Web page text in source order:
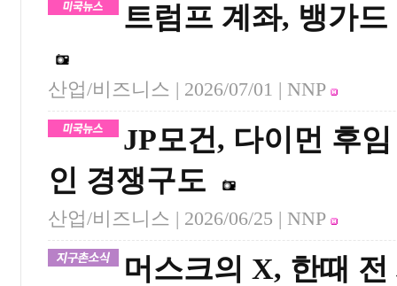
트럼프 계좌, 뱅가
산업/비즈니스 | 2026/07/01 | NNP
JP모건, 다이먼 후
인 경쟁구도
산업/비즈니스 | 2026/06/25 | NNP
머스크의 X, 한때